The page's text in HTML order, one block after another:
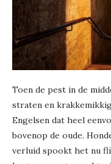
Toen de pest in de
straten en
Engelsen dat heel
bovenop de oude.
verluid spookt het nu